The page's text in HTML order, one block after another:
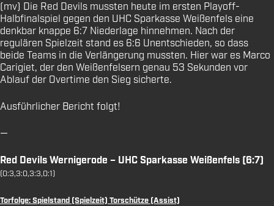
(mv) Die Red Devils mussten heute im ersten Playoff-
Halbfinalspiel gegen den UHC Sparkasse Weißenfels eine
denkbar knappe 6:7 Niederlage hinnehmen. Nach der
regulären Spielzeit stand es 6:6 Unentschieden, so dass
beide Teams in die Verlängerung mussten. Hier war es Marco
Carigiet, der den Weißenfelsern genau 53 Sekunden vor
Ablauf der Overtime den Sieg sicherte.
Ausführlicher Bericht folgt!
—
Red Devils Wernigerode – UHC Sparkasse Weißenfels (6:7)
(0:3,3:0,3:3,0:1)
Torfolge: Spielstand (Spielzeit) Torschütze (Assist)